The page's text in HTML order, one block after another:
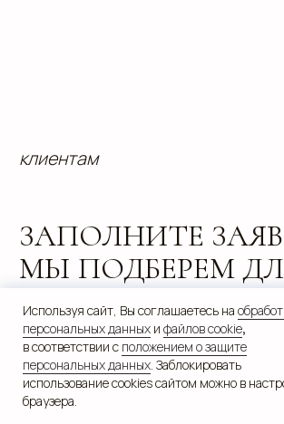
Используя сайт, Вы соглашаетесь на
персональных данных и файлов cookie,
в соответствии с положением о защите
персональных данных. Заблокировать
использование cookies сайтом можно в
браузера.